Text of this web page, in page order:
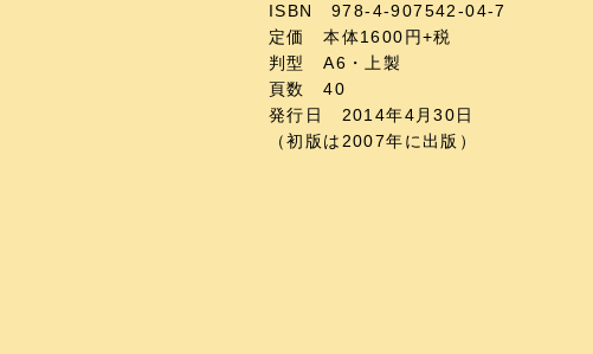
ISBN 978-4-907542-04-7
定価 本体1600円+税
判型 A6・上製
頁数 40
発行日 2014年4月30日
​（初版は2007年に出版）